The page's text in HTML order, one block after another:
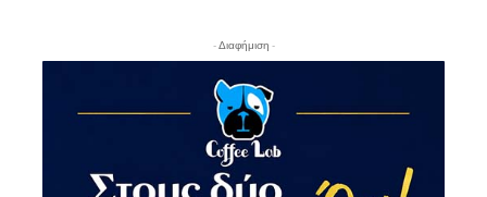
- Διαφήμιση -